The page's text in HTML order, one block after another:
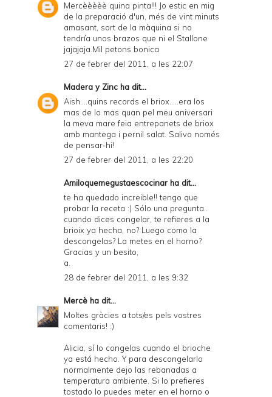
Mercèèèèè quina pinta!!! Jo estic en mig
de la preparació d'un, més de vint minuts
amasant, sort de la màquina si no
tendría unos brazos que ni el Stallone
jajajaja.Mil petons bonica
27 de febrer del 2011, a les 22:07
Madera y Zinc ha dit...
Aish....quins records el briox.....era los
mas de lo mas quan pel meu aniversari
la meva mare feia entrepanets de briox
amb mantega i pernil salat. Salivo només
de pensar-hi!
27 de febrer del 2011, a les 22:20
Amiloquemegustaescocinar ha dit...
te ha quedado increible!! tengo que
probar la receta :) Sólo una pregunta..
cuando dices congelar, te refieres a la
brioix ya hecha, no? Luego como la
descongelas? La metes en el horno?
Gracias y un besito,
a.
28 de febrer del 2011, a les 9:32
Mercè ha dit...
Moltes gràcies a tots/es pels vostres
comentaris! :)
Alicia, sí lo congelas cuando el brioche
ya está hecho. Y para descongelarlo
normalmente dejo las rebanadas a
temperatura ambiente. Si lo prefieres
tostado lo puedes meter en el horno o